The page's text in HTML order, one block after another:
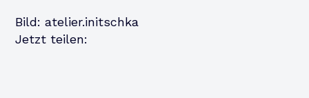
Bild: atelier.initschka
Jetzt teilen: